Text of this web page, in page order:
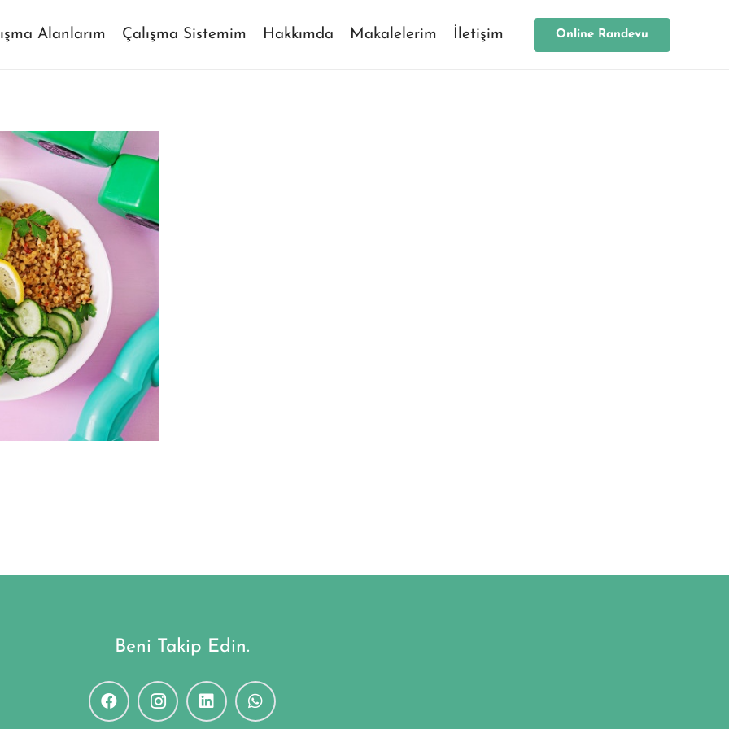
Alanlarım Çalışma Sistemim Hakkımda Makalelerim İletişim Online Randevu
Beni Takip Edin.